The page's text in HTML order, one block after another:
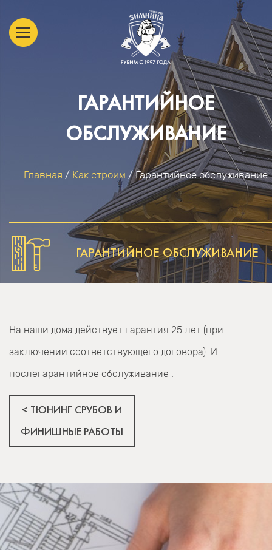
ГАРАНТИЙНОЕ
ОБСЛУЖИВАНИЕ
ВЫ ЗДЕСЬ
Главная / Как строим / Гарантийное обслуживание
ГАРАНТИЙНОЕ ОБСЛУЖИВАНИЕ
На наши дома действует гарантия 25 лет (при
заключении соответствующего договора). И
послегарантийное обслуживание .
< ТЮНИНГ СРУБОВ И
ФИНИШНЫЕ РАБОТЫ